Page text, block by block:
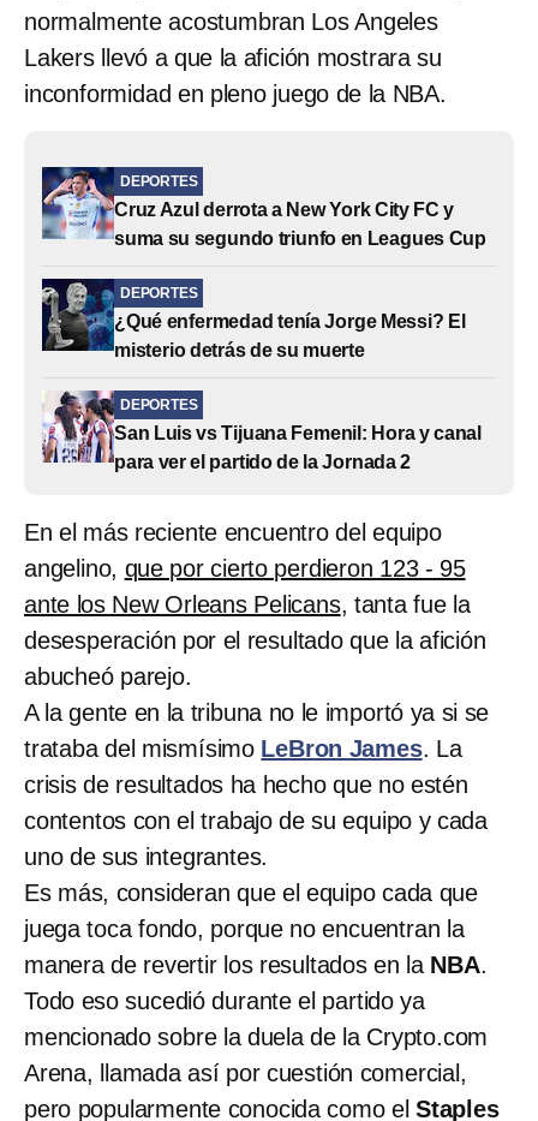
normalmente acostumbran Los Angeles
Lakers llevó a que la afición mostrara su
inconformidad en pleno juego de la NBA.
DEPORTES
Cruz Azul derrota a New York City FC y
suma su segundo triunfo en Leagues Cup
DEPORTES
¿Qué enfermedad tenía Jorge Messi? El
misterio detrás de su muerte
DEPORTES
San Luis vs Tijuana Femenil: Hora y canal
para ver el partido de la Jornada 2
En el más reciente encuentro del equipo
angelino, que por cierto perdieron 123 - 95
ante los New Orleans Pelicans, tanta fue la
desesperación por el resultado que la afición
abucheó parejo.
A la gente en la tribuna no le importó ya si se
trataba del mismísimo LeBron James. La
crisis de resultados ha hecho que no estén
contentos con el trabajo de su equipo y cada
uno de sus integrantes.
Es más, consideran que el equipo cada que
juega toca fondo, porque no encuentran la
manera de revertir los resultados en la NBA.
Todo eso sucedió durante el partido ya
mencionado sobre la duela de la Crypto.com
Arena, llamada así por cuestión comercial,
pero popularmente conocida como el Staples